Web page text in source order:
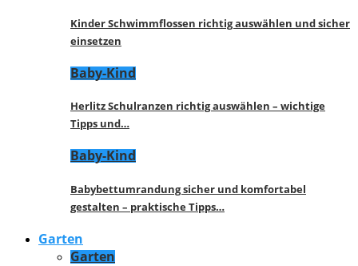
Kinder Schwimmflossen richtig auswählen und sicher
einsetzen
Baby-Kind
Herlitz Schulranzen richtig auswählen – wichtige
Tipps und…
Baby-Kind
Babybettumrandung sicher und komfortabel
gestalten – praktische Tipps…
Garten
Garten